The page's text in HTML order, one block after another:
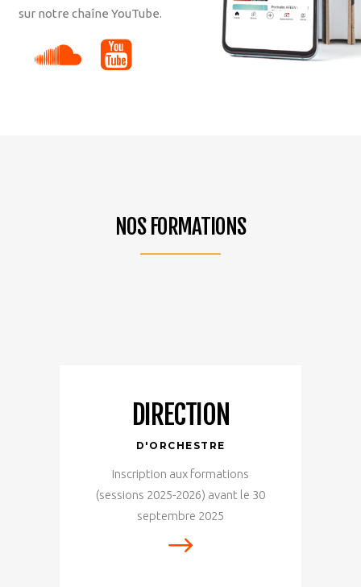
sur notre chaîne YouTube.
NOS FORMATIONS
DIRECTION
D'ORCHESTRE
Inscription aux formations
(sessions 2025-2026) avant le 30
septembre 2025